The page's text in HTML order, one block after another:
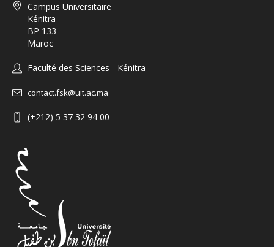
Campus Universitaire
Kénitra
BP 133
Maroc
Faculté des Sciences - Kénitra
contact.fsk@uit.ac.ma
(+212) 5 37 32 94 00